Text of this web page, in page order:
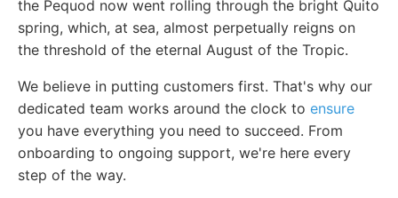
the Pequod now went rolling through the bright Quito
spring, which, at sea, almost perpetually reigns on
the threshold of the eternal August of the Tropic.
We believe in putting customers first. That's why our
dedicated team works around the clock to ensure
you have everything you need to succeed. From
onboarding to ongoing support, we're here every
step of the way.